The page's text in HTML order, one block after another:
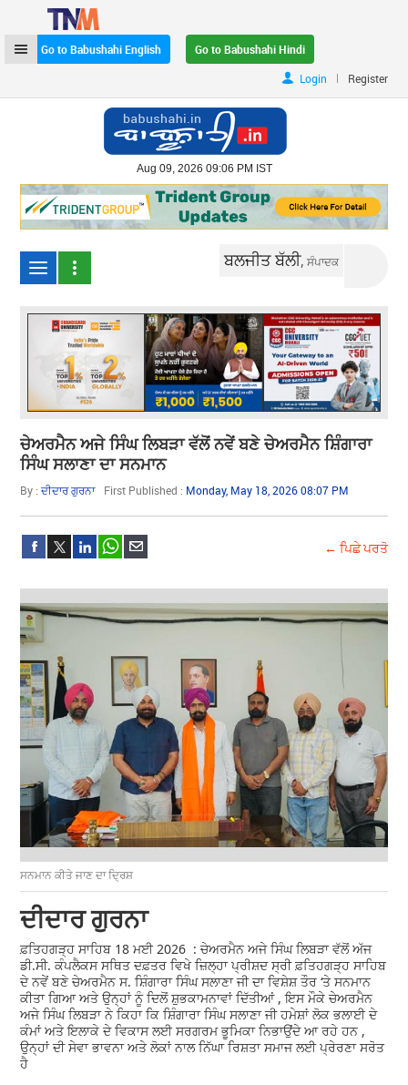
Go to Babushahi English
Go to Babushahi Hindi
Login
| Register
Aug 09, 2026 09:06 PM IST
ਬਲਜੀਤ ਬੱਲੀ,ਸੰਪਾਦਕ
ਚੇਅਰਮੈਨ ਅਜੇ ਸਿੰਘ ਲਿਬੜਾ ਵੱਲੋਂ ਨਵੇਂ ਬਣੇ ਚੇਅਰਮੈਨ ਸ਼ਿੰਗਾਰਾ
ਸਿੰਘ ਸਲਾਣਾ ਦਾ ਸਨਮਾਨ
By :ਦੀਦਾਰ ਗੁਰਨਾ First Published : Monday, May 18, 2026 08:07 PM
← ਪਿਛੇ ਪਰਤੋ
ਸਨਮਾਨ ਕੀਤੇ ਜਾਣ ਦਾ ਦ੍ਰਿਸ਼
ਦੀਦਾਰ ਗੁਰਨਾ
ਫ਼ਤਿਹਗੜ੍ਹ ਸਾਹਿਬ 18 ਮਈ 2026 : ਚੇਅਰਮੈਨ ਅਜੇ ਸਿੰਘ ਲਿਬੜਾ ਵੱਲੋਂ ਅੱਜ
ਡੀ.ਸੀ. ਕੰਪਲੈਕਸ ਸਥਿਤ ਦਫ਼ਤਰ ਵਿਖੇ ਜ਼ਿਲ੍ਹਾ ਪ੍ਰੀਸ਼ਦ ਸ੍ਰੀ ਫ਼ਤਿਹਗੜ੍ਹ ਸਾਹਿਬ
ਦੇ ਨਵੇਂ ਬਣੇ ਚੇਅਰਮੈਨ ਸ. ਸ਼ਿੰਗਾਰਾ ਸਿੰਘ ਸਲਾਣਾ ਜੀ ਦਾ ਵਿਸ਼ੇਸ਼ ਤੌਰ ‘ਤੇ ਸਨਮਾਨ
ਕੀਤਾ ਗਿਆ ਅਤੇ ਉਨ੍ਹਾਂ ਨੂੰ ਦਿਲੋਂ ਸ਼ੁਭਕਾਮਨਾਵਾਂ ਦਿੱਤੀਆਂ , ਇਸ ਮੌਕੇ ਚੇਅਰਮੈਨ
ਅਜੇ ਸਿੰਘ ਲਿਬੜਾ ਨੇ ਕਿਹਾ ਕਿ ਸ਼ਿੰਗਾਰਾ ਸਿੰਘ ਸਲਾਣਾ ਜੀ ਹਮੇਸ਼ਾਂ ਲੋਕ ਭਲਾਈ ਦੇ
ਕੰਮਾਂ ਅਤੇ ਇਲਾਕੇ ਦੇ ਵਿਕਾਸ ਲਈ ਸਰਗਰਮ ਭੂਮਿਕਾ ਨਿਭਾਉਂਦੇ ਆ ਰਹੇ ਹਨ ,
ਉਨ੍ਹਾਂ ਦੀ ਸੇਵਾ ਭਾਵਨਾ ਅਤੇ ਲੋਕਾਂ ਨਾਲ ਨਿੱਘਾ ਰਿਸ਼ਤਾ ਸਮਾਜ ਲਈ ਪ੍ਰੇਰਣਾ ਸਰੋਤ
ਹੈ